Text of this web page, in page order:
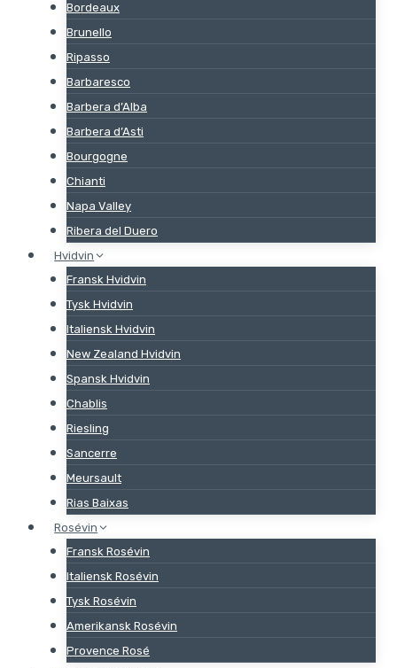
Bordeaux
Brunello
Ripasso
Barbaresco
Barbera d’Alba
Barbera d’Asti
Bourgogne
Chianti
Napa Valley
Ribera del Duero
Hvidvin
Fransk Hvidvin
Tysk Hvidvin
Italiensk Hvidvin
New Zealand Hvidvin
Spansk Hvidvin
Chablis
Riesling
Sancerre
Meursault
Rias Baixas
Rosévin
Fransk Rosévin
Italiensk Rosévin
Tysk Rosévin
Amerikansk Rosévin
Provence Rosé